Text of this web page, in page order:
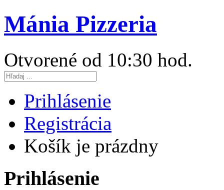
Mánia Pizzeria
Otvorené od 10:30 hod.
Prihlásenie
Registrácia
Košík je prázdny
Prihlásenie